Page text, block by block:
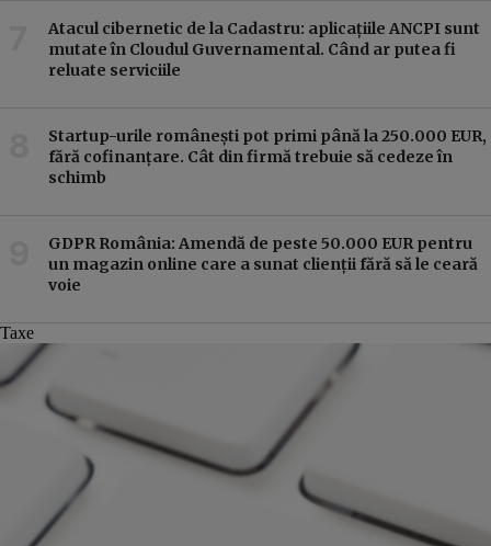
Atacul cibernetic de la Cadastru: aplicațiile ANCPI sunt
mutate în Cloudul Guvernamental. Când ar putea fi
reluate serviciile
Startup-urile românești pot primi până la 250.000 EUR,
fără cofinanțare. Cât din firmă trebuie să cedeze în
schimb
GDPR România: Amendă de peste 50.000 EUR pentru
un magazin online care a sunat clienții fără să le ceară
voie
Taxe